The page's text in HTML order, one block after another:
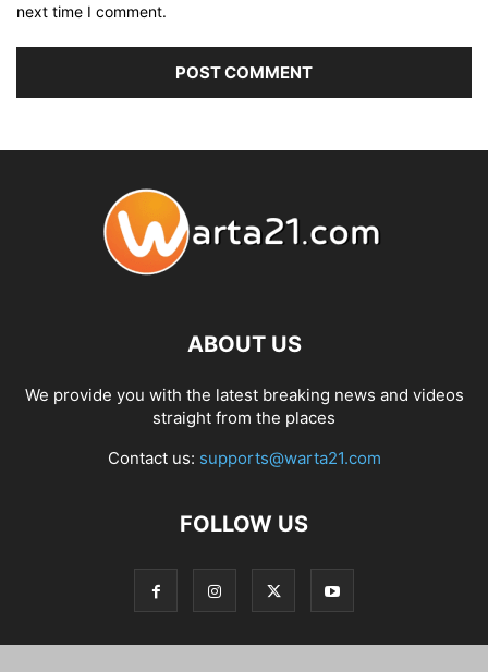
next time I comment.
ABOUT US
We provide you with the latest breaking news and videos
straight from the places
Contact us: supports@warta21.com
FOLLOW US